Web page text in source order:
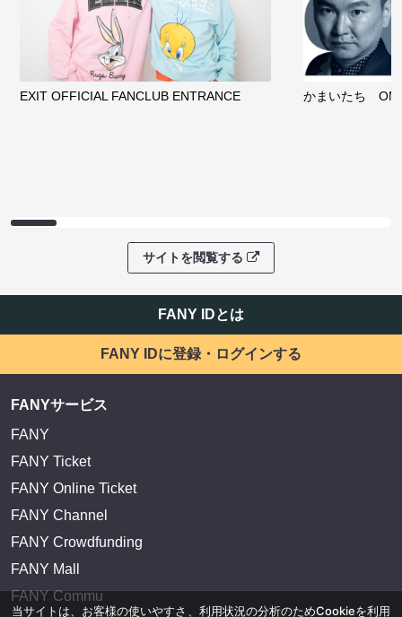
EXIT OFFICIAL FANCLUB ENTRANCE かまいたち
サイトを閲覧する
FANY IDとは
FANY IDに登録・ログインする
FANYサービス
FANY
FANY Ticket
FANY Online Ticket
FANY Channel
FANY Crowdfunding
FANY Mall
FANY Commu
当サイトは、お客様の使いやすさ、利用状況の分析のためCookieを利用